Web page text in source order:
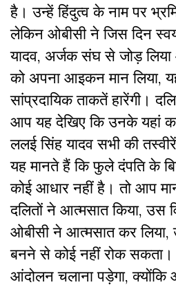
है। उन्हें हिंदुत्व के नाम पर
लेकिन ओबीसी ने जिस दिन
यादव, अर्जक संघ से जोड़ लिया
को अपना आइकन मान लिया,
सांप्रदायिक ताकतें हारेंगी।
आप यह देखिए कि उनके यहां
ललई सिंह यादव सभी की
यह मानते हैं कि फुले दंपति के
कोई आधार नहीं है। तो आप
दलितों ने आत्मसात किया, उस
ओबीसी ने आत्मसात कर
बनने से कोई नहीं रोक
आंदोलन चलाना पड़ेगा, क्योंकि